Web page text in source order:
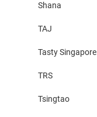
Shana
TAJ
Tasty Singapore
TRS
Tsingtao